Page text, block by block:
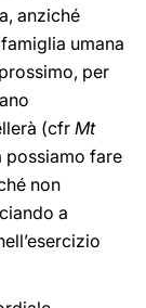
anziché
umana
per
(cfr Mt
possiamo fare
non
a